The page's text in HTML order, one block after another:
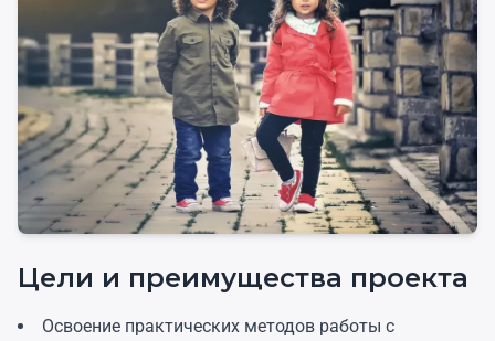
Цели и преимущества проекта
Освоение практических методов работы с